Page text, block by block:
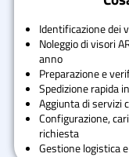
Identificazione dei
Noleggio di visori
anno
Preparazione e
Spedizione rapida
Aggiunta di servizi
Configurazione,
richiesta
Gestione logistica